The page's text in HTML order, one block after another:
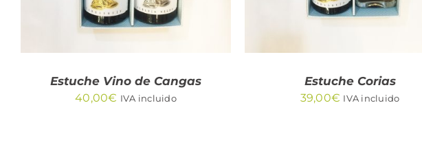
Estuche Vino de Cangas
40,00€ IVA incluido
Estuche Corias
39,00€ IVA incluido